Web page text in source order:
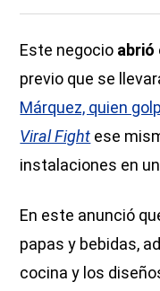
Este negocio abrió
previo que se
Márquez, quien
Viral Fight ese
instalaciones en
En este anunció
papas y bebidas,
cocina y los